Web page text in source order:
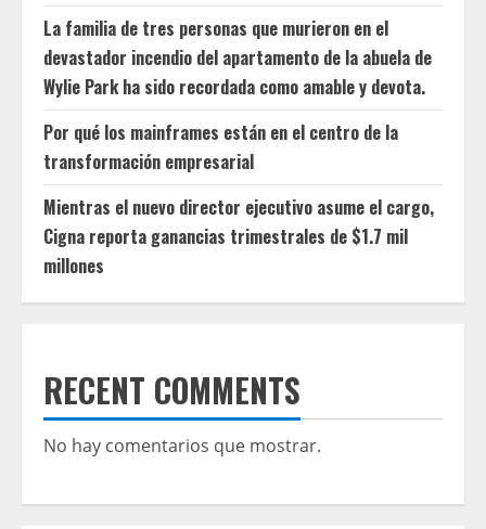
La familia de tres personas que murieron en el
devastador incendio del apartamento de la abuela de
Wylie Park ha sido recordada como amable y devota.
Por qué los mainframes están en el centro de la
transformación empresarial
Mientras el nuevo director ejecutivo asume el cargo,
Cigna reporta ganancias trimestrales de $1.7 mil
millones
RECENT COMMENTS
No hay comentarios que mostrar.